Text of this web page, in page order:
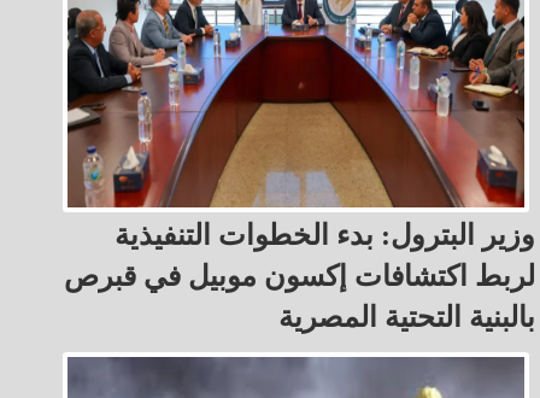
وزير البترول: بدء الخطوات التنفيذية
لربط اكتشافات إكسون موبيل في قبرص
بالبنية التحتية المصرية